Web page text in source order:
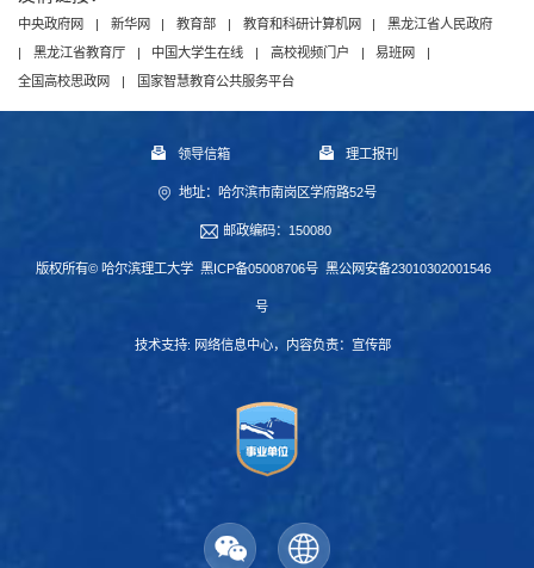
中央政府网 新华网 教育部 教育和科研计算机网
黑龙江省人民政府
黑龙江省教育厅 中国大学生在线 高校视频门户 易班网
全国高校思政网
国家智慧教育公共服务平台
领导信箱 理工报刊
地址：哈尔滨市南岗区学府路52号
邮政编码：150080
版权所有© 哈尔滨理工大学 黑ICP备05008706号 黑公网安备23010302001546
号
技术支持: 网络信息中心，内容负责：宣传部